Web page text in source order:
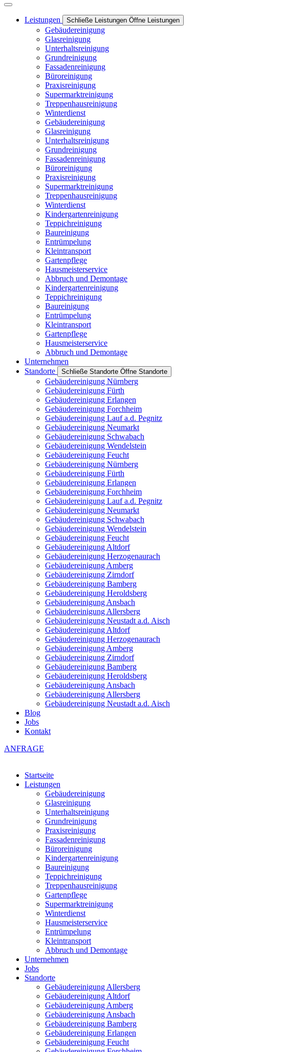
Leistungen Schließe Leistungen Öffne Leistungen
Gebäudereinigung
Glasreinigung
Unterhaltsreinigung
Grundreinigung
Fassadenreinigung
Büroreinigung
Praxisreinigung
Supermarktreinigung
Treppenhausreinigung
Winterdienst
Gebäudereinigung
Glasreinigung
Unterhaltsreinigung
Grundreinigung
Fassadenreinigung
Büroreinigung
Praxisreinigung
Supermarktreinigung
Treppenhausreinigung
Winterdienst
Kindergartenreinigung
Teppichreinigung
Baureinigung
Entrümpelung
Kleintransport
Gartenpflege
Hausmeisterservice
Abbruch und Demontage
Kindergartenreinigung
Teppichreinigung
Baureinigung
Entrümpelung
Kleintransport
Gartenpflege
Hausmeisterservice
Abbruch und Demontage
Unternehmen
Standorte
Schließe Standorte Öffne Standorte
Gebäudereinigung Nürnberg
Gebäudereinigung Fürth
Gebäudereinigung Erlangen
Gebäudereinigung Forchheim
Gebäudereinigung Lauf a.d. Pegnitz
Gebäudereinigung Neumarkt
Gebäudereinigung Schwabach
Gebäudereinigung Wendelstein
Gebäudereinigung Feucht
Gebäudereinigung Nürnberg
Gebäudereinigung Fürth
Gebäudereinigung Erlangen
Gebäudereinigung Forchheim
Gebäudereinigung Lauf a.d. Pegnitz
Gebäudereinigung Neumarkt
Gebäudereinigung Schwabach
Gebäudereinigung Wendelstein
Gebäudereinigung Feucht
Gebäudereinigung Altdorf
Gebäudereinigung Herzogenaurach
Gebäudereinigung Amberg
Gebäudereinigung Zirndorf
Gebäudereinigung Bamberg
Gebäudereinigung Heroldsberg
Gebäudereinigung Ansbach
Gebäudereinigung Allersberg
Gebäudereinigung Neustadt a.d. Aisch
Gebäudereinigung Altdorf
Gebäudereinigung Herzogenaurach
Gebäudereinigung Amberg
Gebäudereinigung Zirndorf
Gebäudereinigung Bamberg
Gebäudereinigung Heroldsberg
Gebäudereinigung Ansbach
Gebäudereinigung Allersberg
Gebäudereinigung Neustadt a.d. Aisch
Blog
Jobs
Kontakt
ANFRAGE
Startseite
Leistungen
Gebäudereinigung
Glasreinigung
Unterhaltsreinigung
Grundreinigung
Praxisreinigung
Fassadenreinigung
Büroreinigung
Kindergartenreinigung
Baureinigung
Teppichreinigung
Treppenhausreinigung
Gartenpflege
Supermarktreinigung
Winterdienst
Hausmeisterservice
Entrümpelung
Kleintransport
Abbruch und Demontage
Unternehmen
Jobs
Standorte
Gebäudereinigung Allersberg
Gebäudereinigung Altdorf
Gebäudereinigung Amberg
Gebäudereinigung Ansbach
Gebäudereinigung Bamberg
Gebäudereinigung Erlangen
Gebäudereinigung Feucht